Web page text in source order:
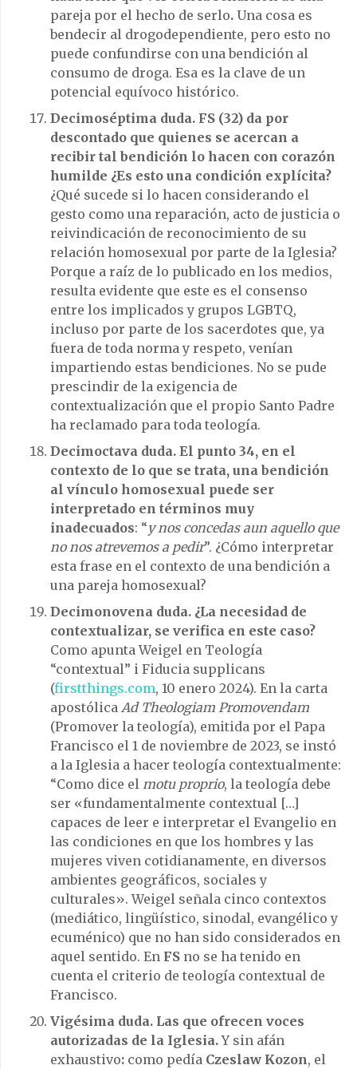
pareja por el hecho de serlo. Una cosa es
bendecir al drogodependiente, pero esto no
puede confundirse con una bendición al
consumo de droga. Esa es la clave de un
potencial equívoco histórico.
Decimoséptima duda. FS (32) da por
descontado que quienes se acercan a
recibir tal bendición lo hacen con corazón
humilde ¿Es esto una condición explícita?
¿Qué sucede si lo hacen considerando el
gesto como una reparación, acto de justicia o
reivindicación de reconocimiento de su
relación homosexual por parte de la Iglesia?
Porque a raíz de lo publicado en los medios,
resulta evidente que este es el consenso
entre los implicados y grupos LGBTQ,
incluso por parte de los sacerdotes que, ya
fuera de toda norma y respeto, venían
impartiendo estas bendiciones. No se pude
prescindir de la exigencia de
contextualización que el propio Santo Padre
ha reclamado para toda teología.
Decimoctava duda. El punto 34, en el
contexto de lo que se trata, una bendición
al vínculo homosexual puede ser
interpretado en términos muy
inadecuados: “y nos concedas aun aquello que
no nos atrevemos a pedir”. ¿Cómo interpretar
esta frase en el contexto de una bendición a
una pareja homosexual?
Decimonovena duda. ¿La necesidad de
contextualizar, se verifica en este caso?
Como apunta Weigel en Teología
“contextual” i Fiducia supplicans
(firstthings.com, 10 enero 2024). En la carta
apostólica Ad Theologiam Promovendam
(Promover la teología), emitida por el Papa
Francisco el 1 de noviembre de 2023, se instó
a la Iglesia a hacer teología contextualmente:
“Como dice el motu proprio, la teología debe
ser «fundamentalmente contextual […]
capaces de leer e interpretar el Evangelio en
las condiciones en que los hombres y las
mujeres viven cotidianamente, en diversos
ambientes geográficos, sociales y
culturales». Weigel señala cinco contextos
(mediático, lingüístico, sinodal, evangélico y
ecuménico) que no han sido considerados en
aquel sentido. En FS no se ha tenido en
cuenta el criterio de teología contextual de
Francisco.
Vigésima duda. Las que ofrecen voces
autorizadas de la Iglesia.Y sin afán
exhaustivo: como pedía Czeslaw Kozon, el